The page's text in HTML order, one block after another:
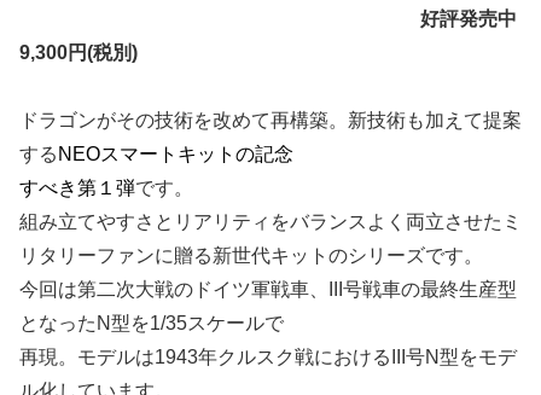
好評発売中
9,300円(税別)
ドラゴンがその技術を改めて再構築。新技術も加えて提案
する NEOスマートキットの記念
すべき第１弾です。
組み立てやすさとリアリティをバランスよく両立させたミ
リタリーファンに贈る新世代キットのシリーズです。
今回は第二次大戦のドイツ軍戦車、III号戦車の最終生産型
となったN型を1/35スケールで
再現。モデルは1943年クルスク戦におけるIII号N型をモデ